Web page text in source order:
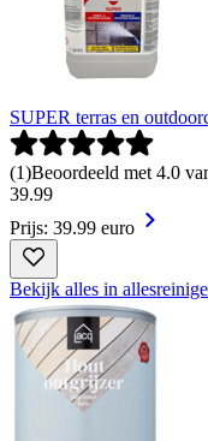
SUPER terras en
(1)Beoordeeld met 4.0
39.99
Prijs: 39.99 euro
Bekijk alles in